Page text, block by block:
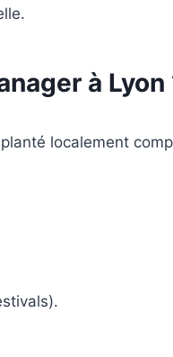
à Lyon
localement